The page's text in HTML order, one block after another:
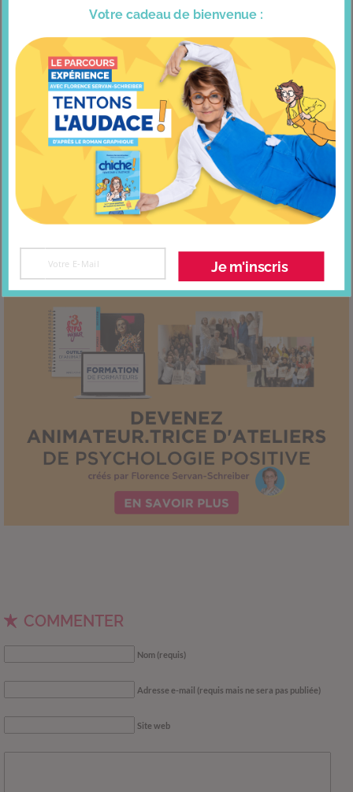
COMMENTER
Nom (requis)
Adresse e-mail (requis mais ne sera pas publiée)
Site web
Votre cadeaude bienvenue :
Je m'inscris